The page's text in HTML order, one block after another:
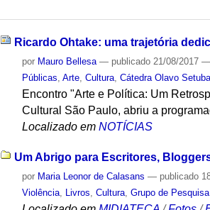
Ricardo Ohtake: uma trajetória
por Mauro Bellesa — publicado 21/08/2017—
Públicas ,Arte ,Cultura ,Cátedra Olavo Setubal
Encontro "Arte e Política: Um
Cultural São Paulo, abriu a
Localizado em NOTÍCIAS
Um Abrigo para Escritores,
por Maria Leonor de Calasans — publicado
Violência Livros ,Cultura ,Grupo de